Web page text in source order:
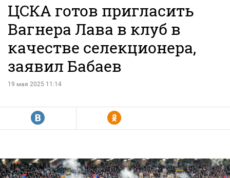
ЦСКА готов пригласить
Вагнера Лава в клуб в
качестве селекционера,
заявил Бабаев
19 мая 2025 11:14
R Y